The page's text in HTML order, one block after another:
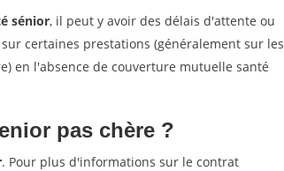
sénior, il peut y avoir des délais d'attente ou
certaines prestations (généralement sur les
en l'absence de couverture mutuelle santé
pas chère ?
. Pour plus d'informations sur le contrat